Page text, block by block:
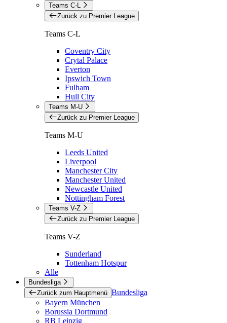
Teams C-L
Zurück zu Premier League
Teams C-L
Coventry City
Crytal Palace
Everton
Ipswich Town
Fulham
Hull City
Teams M-U
Zurück zu Premier League
Teams M-U
Leeds United
Liverpool
Manchester City
Manchester United
Newcastle United
Nottingham Forest
Teams V-Z
Zurück zu Premier League
Teams V-Z
Sunderland
Tottenham Hotspur
Alle
Bundesliga
Zurück zum Hauptmenü Bundesliga
Bayern München
Borussia Dortmund
RB Leipzig